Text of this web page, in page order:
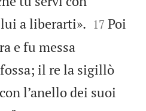
lui a liberarti». 

17 Poi
e fu messa
il re la sigillò
l’anello dei suoi